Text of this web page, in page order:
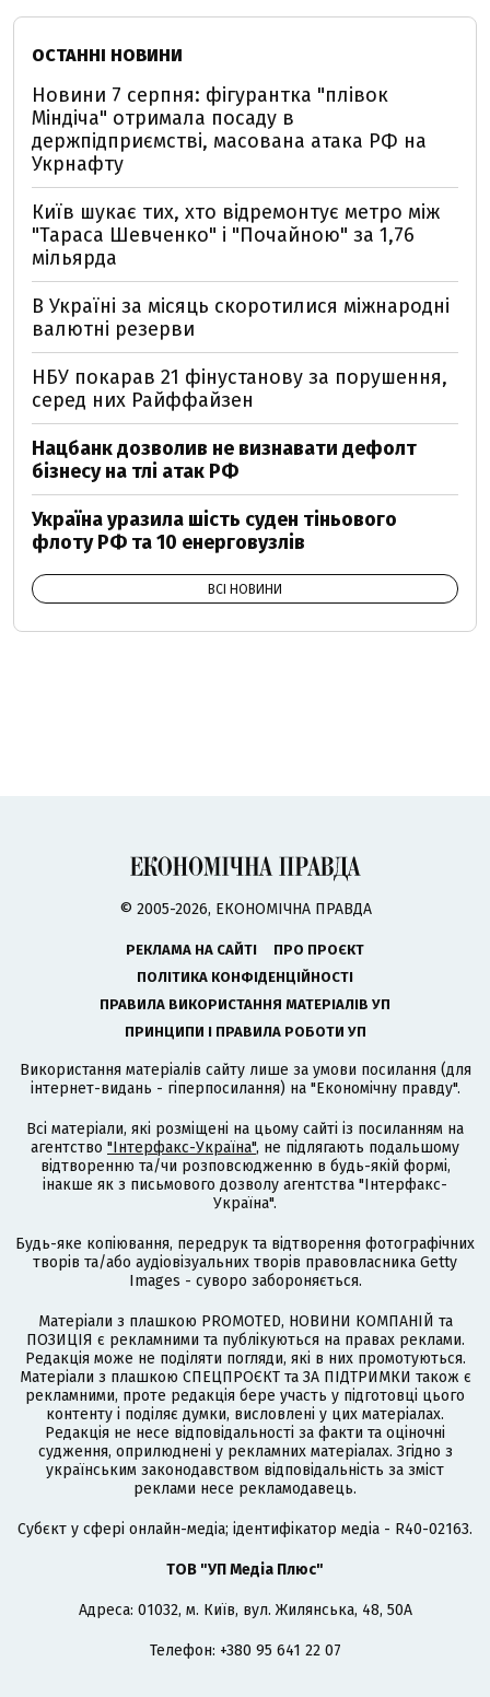
ОСТАННІ НОВИНИ
Новини 7 серпня: фігурантка "плівок
Міндіча" отримала посаду в
держпідприємстві, масована атака РФ на
Укрнафту
Київ шукає тих, хто відремонтує метро між
"Тараса Шевченко" і "Почайною" за 1,76
мільярда
В Україні за місяць скоротилися міжнародні
валютні резерви
НБУ покарав 21 фінустанову за порушення,
серед них Райффайзен
Нацбанк дозволив не визнавати дефолт
бізнесу на тлі атак РФ
Україна уразила шість суден тіньового
флоту РФ та 10 енерговузлів
ВСІ НОВИНИ
© 2005-2026, ЕКОНОМІЧНА ПРАВДА
РЕКЛАМА НА САЙТІ
ПРО ПРОЄКТ
ПОЛІТИКА КОНФІДЕНЦІЙНОСТІ
ПРАВИЛА ВИКОРИСТАННЯ МАТЕРІАЛІВ УП
ПРИНЦИПИ І ПРАВИЛА РОБОТИ УП
Використання матеріалів сайту лише за умови посилання (для
інтернет-видань - гіперпосилання) на "Економічну правду".
Всі матеріали, які розміщені на цьому сайті із посиланням на
агентство "Інтерфакс-Україна", не підлягають подальшому
відтворенню та/чи розповсюдженню в будь-якій формі,
інакше як з письмового дозволу агентства "Інтерфакс-
Україна".
Будь-яке копіювання, передрук та відтворення фотографічних
творів та/або аудіовізуальних творів правовласника Getty
Images - суворо забороняється.
Матеріали з плашкою PROMOTED, НОВИНИ КОМПАНІЙ та
ПОЗИЦІЯ є рекламними та публікуються на правах реклами.
Редакція може не поділяти погляди, які в них промотуються.
Матеріали з плашкою СПЕЦПРОЄКТ та ЗА ПІДТРИМКИ також є
рекламними, проте редакція бере участь у підготовці цього
контенту і поділяє думки, висловлені у цих матеріалах.
Редакція не несе відповідальності за факти та оціночні
судження, оприлюднені у рекламних матеріалах. Згідно з
українським законодавством відповідальність за зміст
реклами несе рекламодавець.
Cубєкт у сфері онлайн-медіа; ідентифікатор медіа - R40-02163.
ТОВ "УП Медіа Плюс"
Адреса: 01032, м. Київ, вул. Жилянська, 48, 50А
Телефон: +380 95 641 22 07